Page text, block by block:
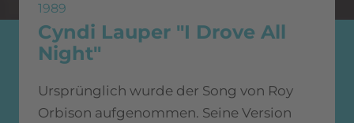
1989
Cyndi Lauper "I Drove All
Night"
Ursprünglich wurde der Song von Roy
Orbison aufgenommen. Seine Version